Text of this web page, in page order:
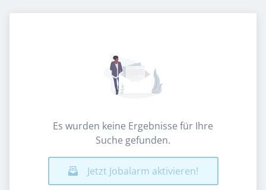
Es wurden keine Ergebnisse für Ihre
Suche gefunden.
Jetzt Jobalarm aktivieren!